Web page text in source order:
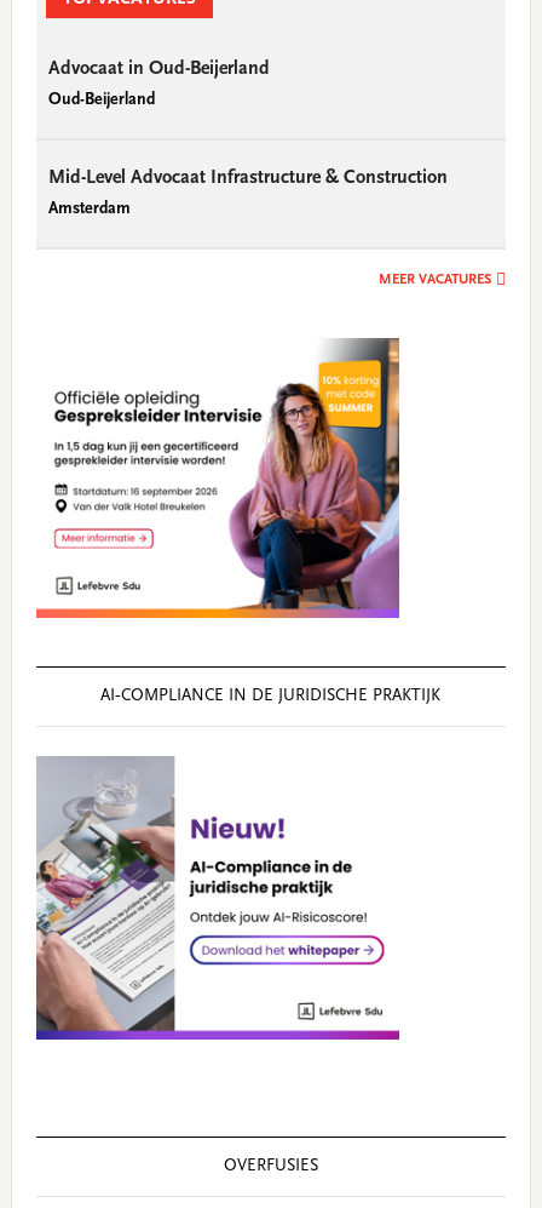
Advocaat in Oud-Beijerland
Oud-Beijerland
Mid-Level Advocaat Infrastructure & Construction
Amsterdam
MEER VACATURES
AI‑COMPLIANCE IN DE JURIDISCHE PRAKTIJK
OVERFUSIES